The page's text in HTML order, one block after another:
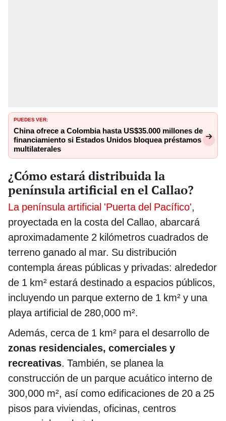
PUEDES VER:
China ofrece a Colombia hasta US$35.000 millones de
financiamiento si Estados Unidos bloquea préstamos
multilaterales
¿Cómo estará distribuida la
península artificial en el Callao?
La península artificial 'Puerta del Pacífico',
proyectada en la costa del Callao, abarcará
aproximadamente 2 kilómetros cuadrados de
terreno ganado al mar. Su distribución
contempla áreas públicas y privadas: alrededor
de 1 km² estará destinado a espacios públicos,
incluyendo un parque externo de 1 km² y una
playa artificial de 280,000 m².
Además, cerca de 1 km² para el desarrollo de
zonas residenciales, comerciales y
recreativas. También, se planea la
construcción de un parque acuático interno de
300,000 m², así como edificaciones de 20 a 25
pisos para viviendas, oficinas, centros